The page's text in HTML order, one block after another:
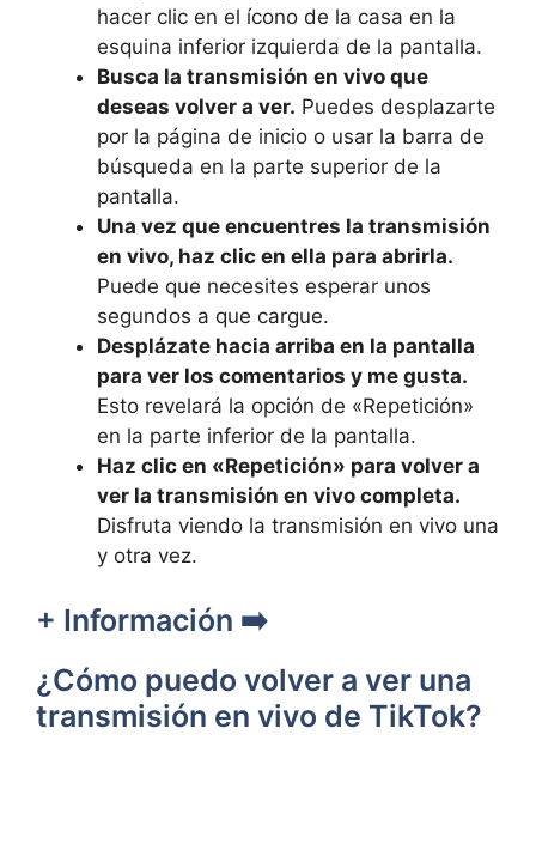
hacer clic en el ícono de la casa en la
esquina inferior izquierda de la pantalla.
Busca la transmisión en vivo que
deseas volver a ver. Puedes desplazarte
por la página de inicio o usar la barra de
búsqueda en la parte superior de la
pantalla.
Una vez que encuentres la transmisión
en vivo, haz clic en ella para abrirla.
Puede que necesites esperar unos
segundos a que cargue.
Desplázate hacia arriba en la pantalla
para ver los comentarios y me gusta.
Esto revelará la opción de «Repetición»
en la parte inferior de la pantalla.
Haz clic en «Repetición» para volver a
ver la transmisión en vivo completa.
Disfruta viendo la transmisión en vivo una
y otra vez.
+ Información ➡️
¿Cómo puedo volver a ver una
transmisión en vivo de TikTok?